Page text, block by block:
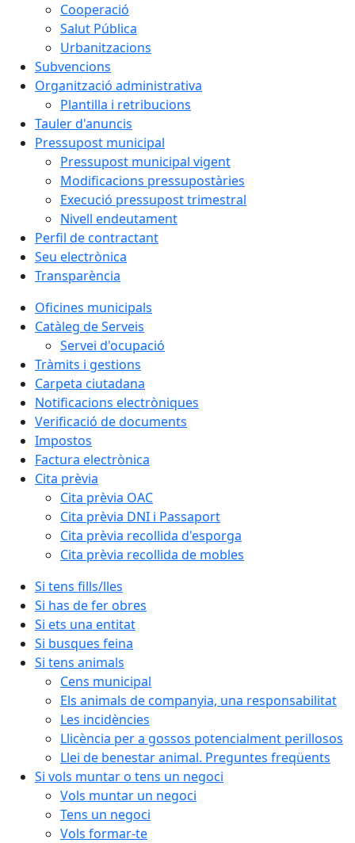
Cooperació
Salut Pública
Urbanitzacions
Subvencions
Organització administrativa
Plantilla i retribucions
Tauler d'anuncis
Pressupost municipal
Pressupost municipal vigent
Modificacions pressupostàries
Execució pressupost trimestral
Nivell endeutament
Perfil de contractant
Seu electrònica
Transparència
Oficines municipals
Catàleg de Serveis
Servei d'ocupació
Tràmits i gestions
Carpeta ciutadana
Notificacions electròniques
Verificació de documents
Impostos
Factura electrònica
Cita prèvia
Cita prèvia OAC
Cita prèvia DNI i Passaport
Cita prèvia recollida d'esporga
Cita prèvia recollida de mobles
Si tens fills/lles
Si has de fer obres
Si ets una entitat
Si busques feina
Si tens animals
Cens municipal
Els animals de companyia, una responsabilitat
Les incidències
Llicència per a gossos potencialment perillosos
Llei de benestar animal. Preguntes freqüents
Si vols muntar o tens un negoci
Vols muntar un negoci
Tens un negoci
Vols formar-te